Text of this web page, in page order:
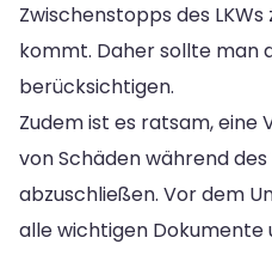
Zwischenstopps des
kommt. Daher sollte man
berücksichtigen.
Zudem ist es ratsam, eine
von Schäden während
abzuschließen. Vor dem
alle wichtigen Dokumente